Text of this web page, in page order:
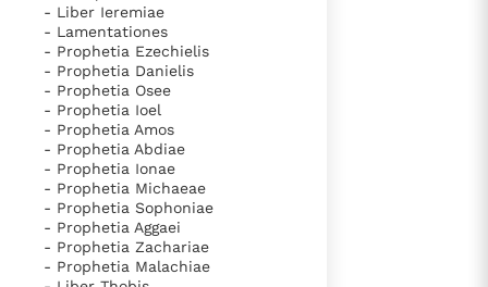
- Liber Ieremiae
- Lamentationes
- Prophetia Ezechielis
- Prophetia Danielis
- Prophetia Osee
- Prophetia Ioel
- Prophetia Amos
- Prophetia Abdiae
- Prophetia Ionae
- Prophetia Michaeae
- Prophetia Sophoniae
- Prophetia Aggaei
- Prophetia Zachariae
- Prophetia Malachiae